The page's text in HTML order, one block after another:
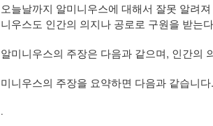
오늘날까지 알미니우스에 대해서 잘못 알려
니우스도 인간의 의지나 공로로 구원을 받는
알미니우스의 주장은 다음과 같으며, 인간의
미니우스의 주장을 요약하면 다음과 같습니다.
.